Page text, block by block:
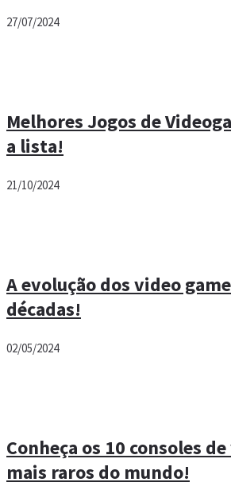
Os 10 Melhores
Videogame para PC:
27/07/2024
Melhores Jogos de
a lista!
21/10/2024
A evolução dos video
décadas!